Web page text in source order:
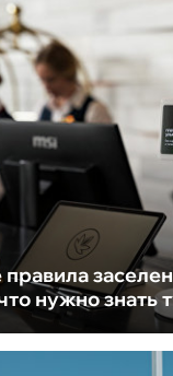
нужно знать